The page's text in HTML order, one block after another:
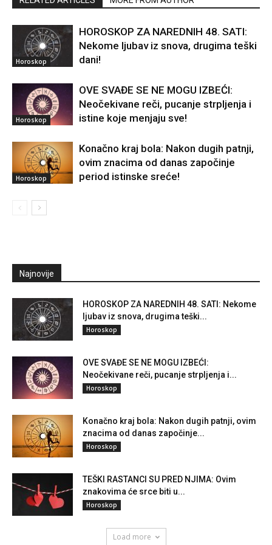
Horoskop
HOROSKOP ZA NAREDNIH 48. SATI:
Nekome ljubav iz snova, drugima teški
dani!
Horoskop
OVE SVAĐE SE NE MOGU IZBEĆI:
Neočekivane reči, pucanje strpljenja i
istine koje menjaju sve!
Horoskop
Konačno kraj bola: Nakon dugih patnji,
ovim znacima od danas započinje
period istinske sreće!
Najnovije
HOROSKOP ZA NAREDNIH 48. SATI: Nekome
ljubav iz snova, drugima teški...
Horoskop
OVE SVAĐE SE NE MOGU IZBEĆI:
Neočekivane reči, pucanje strpljenja i...
Horoskop
Konačno kraj bola: Nakon dugih patnji, ovim
znacima od danas započinje...
Horoskop
TEŠKI RASTANCI SU PRED NJIMA: Ovim
znakovima će srce biti u...
Horoskop
Load more